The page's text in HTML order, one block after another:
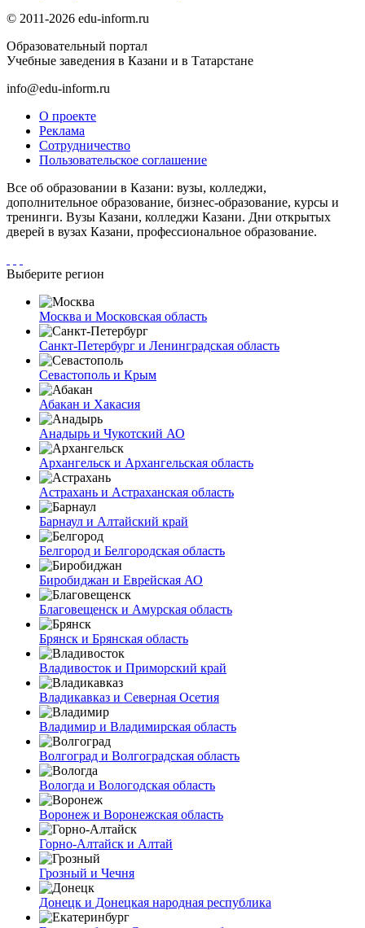
© 2011-2026 edu-inform.ru
Образовательный портал
Учебные заведения в Казани и в Татарстане
info@edu-inform.ru
О проекте
Реклама
Сотрудничество
Пользовательское соглашение
Все об образовании в Казани: вузы, колледжи,
дополнительное образование, бизнес-образование, курсы и
тренинги. Вузы Казани, колледжи Казани. Дни открытых
дверей в вузах Казани, профессиональное образование.
Выберите регион
Москва и Московская область
Санкт-Петербург и Ленинградская область
Севастополь и Крым
Абакан и Хакасия
Анадырь и Чукотский АО
Архангельск и Архангельская область
Астрахань и Астраханская область
Барнаул и Алтайский край
Белгород и Белгородская область
Биробиджан и Еврейская АО
Благовещенск и Амурская область
Брянск и Брянская область
Владивосток и Приморский край
Владикавказ и Северная Осетия
Владимир и Владимирская область
Волгоград и Волгоградская область
Вологда и Вологодская область
Воронеж и Воронежская область
Горно-Алтайск и Алтай
Грозный и Чечня
Донецк и Донецкая народная республика